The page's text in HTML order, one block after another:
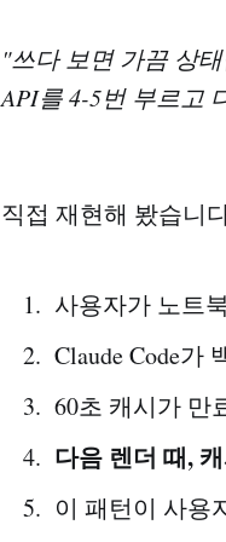
"쓰다 보면 가끔 상
API를 4-5번 부르고
직접 재현해 봤습니
사용자가 노트
Claude Code가
60초 캐시가 만
다음 렌더 때,
이 패턴이 사용